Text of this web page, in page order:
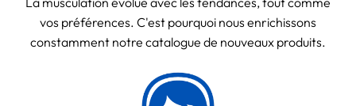
vos préférences. C'est pourquoi nous enrichissons
constamment notre catalogue de nouveaux produits.